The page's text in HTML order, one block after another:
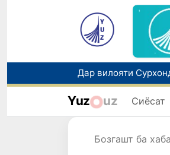
Yuz uz Сиёсат
Бозгашт ба